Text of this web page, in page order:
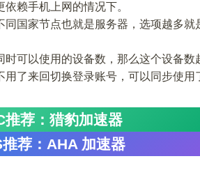
赖手机上网的情况下。
同国家节点也就是服务器，选项越多就
时可以使用的设备数，那么这个设备数
了来回切换登录账号，可以同步使用
推荐：猎豹加速器
荐：AHA 加速器